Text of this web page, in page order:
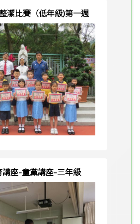
潔比賽（低年級)第一週
講座-童黨講座-三年級